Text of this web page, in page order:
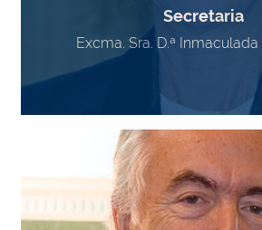
Secretaria
Excma. Sra. D.ª